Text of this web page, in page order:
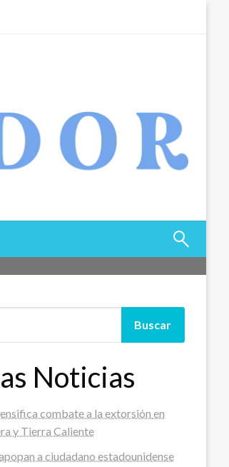
Buscar
Noticias
combate a la extorsión en
y Tierra Caliente
a ciudadano estadounidense